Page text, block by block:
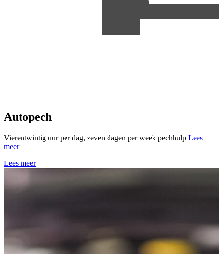
Autopech
Vierentwintig uur per dag, zeven dagen per week pechhulp Lees
meer
Lees meer